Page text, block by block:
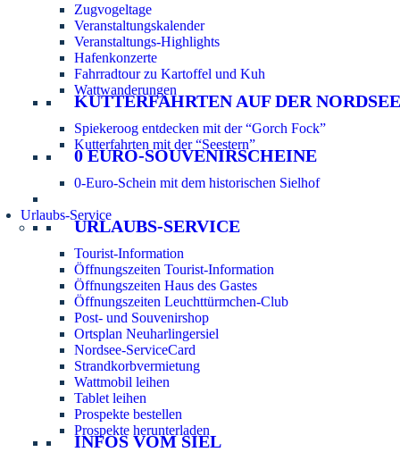
Zugvogeltage
Veranstaltungskalender
Veranstaltungs-Highlights
Hafenkonzerte
Fahrradtour zu Kartoffel und Kuh
Wattwanderungen
KUTTERFAHRTEN AUF DER NORDSEE
Spiekeroog entdecken mit der “Gorch Fock”
Kutterfahrten mit der “Seestern”
0 EURO-SOUVENIRSCHEINE
0-Euro-Schein mit dem historischen Sielhof
Urlaubs-Service
URLAUBS-SERVICE
Tourist-Information
Öffnungszeiten Tourist-Information
Öffnungszeiten Haus des Gastes
Öffnungszeiten Leuchttürmchen-Club
Post- und Souvenirshop
Ortsplan Neuharlingersiel
Nordsee-ServiceCard
Strandkorbvermietung
Wattmobil leihen
Tablet leihen
Prospekte bestellen
Prospekte herunterladen
INFOS VOM SIEL